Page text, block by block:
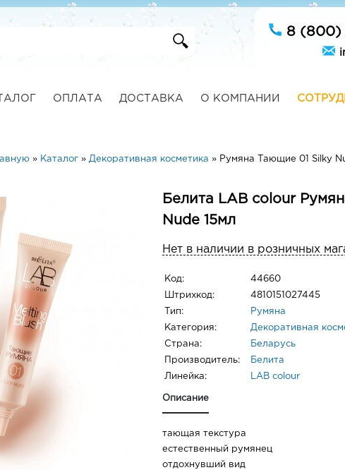
8 (800)
ОПЛАТА ДОСТАВКА О КОМПАНИИ
» Каталог» Декоративная косметика » Румяна Тающие 01 Silky
Белита LAB colour
Nude 15мл
Нет в наличии в розничных
Код: 44660
Штрихкод: 4810151027445
Тип: Румяна
Категория: Декоративная
Страна: Беларусь
Производитель: Белита
Линейка: LAB colour
Описание
тающая текстура
естественный румянец
отдохнувший вид